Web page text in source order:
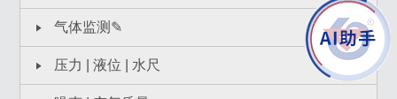
气体监测✎
压力 | 液位 | 水尺